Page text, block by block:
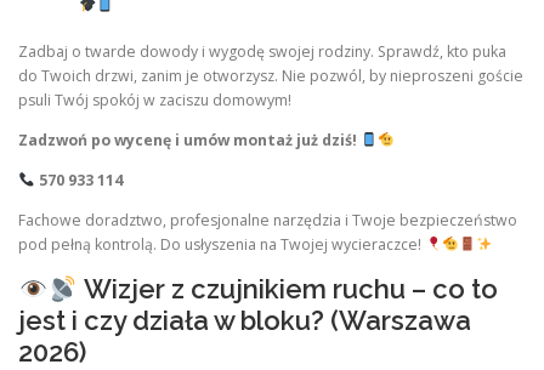
Zadbaj o twarde dowody i wygodę swojej rodziny. Sprawdź, kto puka
do Twoich drzwi, zanim je otworzysz. Nie pozwól, by nieproszeni goście
psuli Twój spokój w zaciszu domowym!
Zadzwoń po wycenę i umów montaż już dziś!
570 933 114
Fachowe doradztwo, profesjonalne narzędzia i Twoje bezpieczeństwo
pod pełną kontrolą. Do usłyszenia na Twojej wycieraczce!
Wizjer z czujnikiem ruchu – co to
jest i czy działa w bloku? (Warszawa
2026)